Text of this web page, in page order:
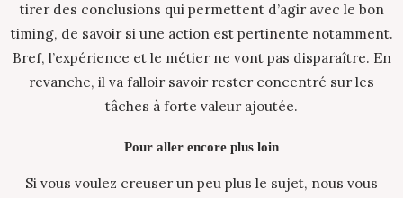
tirer des conclusions qui permettent d’agir avec le bon
timing, de savoir si une action est pertinente notamment.
Bref, l’expérience et le métier ne vont pas disparaître. En
revanche, il va falloir savoir rester concentré sur les
tâches à forte valeur ajoutée.
Pour aller encore plus loin
Si vous voulez creuser un peu plus le sujet, nous vous